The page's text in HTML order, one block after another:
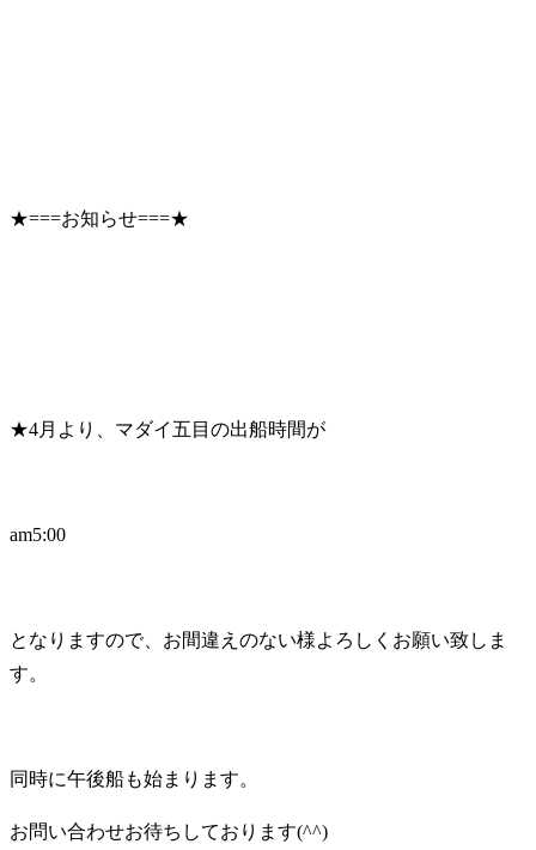
★===お知らせ===★
★4月より、マダイ五目の出船時間が
am5:00
となりますので、お間違えのない様よろしくお願い致しま
す。
同時に午後船も始まります。
お問い合わせお待ちしております(^^)